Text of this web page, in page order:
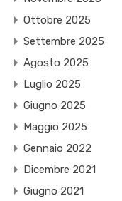
Ottobre 2025
Settembre 2025
Agosto 2025
Luglio 2025
Giugno 2025
Maggio 2025
Gennaio 2022
Dicembre 2021
Giugno 2021